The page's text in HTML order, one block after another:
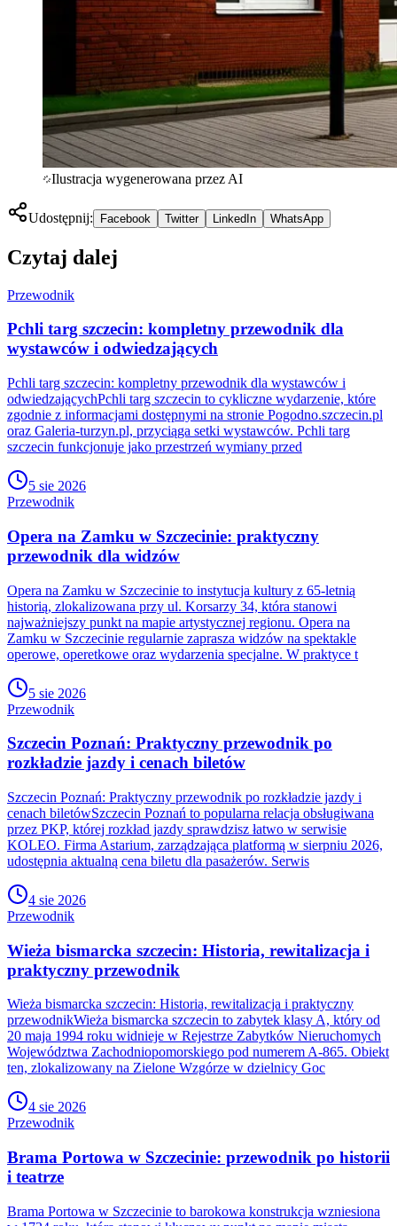
Ilustracja wygenerowana przez AI
Udostępnij: Facebook Twitter LinkedIn WhatsApp
Czytaj dalej
Przewodnik
Pchli targ szczecin: kompletny przewodnik dla
wystawców i odwiedzających
Pchli targ szczecin: kompletny przewodnik dla wystawców i
odwiedzającychPchli targ szczecin to cykliczne wydarzenie, które
zgodnie z informacjami dostępnymi na stronie Pogodno.szczecin.pl
oraz Galeria-turzyn.pl, przyciąga setki wystawców. Pchli targ
szczecin funkcjonuje jako przestrzeń wymiany przed
5 sie 2026
Przewodnik
Opera na Zamku w Szczecinie: praktyczny
przewodnik dla widzów
Opera na Zamku w Szczecinie to instytucja kultury z 65-letnią
historią, zlokalizowana przy ul. Korsarzy 34, która stanowi
najważniejszy punkt na mapie artystycznej regionu. Opera na
Zamku w Szczecinie regularnie zaprasza widzów na spektakle
operowe, operetkowe oraz wydarzenia specjalne. W praktyce t
5 sie 2026
Przewodnik
Szczecin Poznań: Praktyczny przewodnik po
rozkładzie jazdy i cenach biletów
Szczecin Poznań: Praktyczny przewodnik po rozkładzie jazdy i
cenach biletówSzczecin Poznań to popularna relacja obsługiwana
przez PKP, której rozkład jazdy sprawdzisz łatwo w serwisie
KOLEO. Firma Astarium, zarządzająca platformą w sierpniu 2026,
udostępnia aktualną cena biletu dla pasażerów. Serwis
4 sie 2026
Przewodnik
Wieża bismarcka szczecin: Historia, rewitalizacja i
praktyczny przewodnik
Wieża bismarcka szczecin: Historia, rewitalizacja i praktyczny
przewodnikWieża bismarcka szczecin to zabytek klasy A, który od
20 maja 1994 roku widnieje w Rejestrze Zabytków Nieruchomych
Województwa Zachodniopomorskiego pod numerem A-865. Obiekt
ten, zlokalizowany na Zielone Wzgórze w dzielnicy Goc
4 sie 2026
Przewodnik
Brama Portowa w Szczecinie: przewodnik po historii
i teatrze
Brama Portowa w Szczecinie to barokowa konstrukcja wzniesiona